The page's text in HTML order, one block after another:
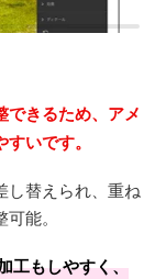
できるため、アメ
いです。
し替えられ、重ね
能。
工もしやすく、